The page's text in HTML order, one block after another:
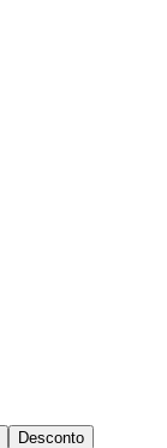
Desconto